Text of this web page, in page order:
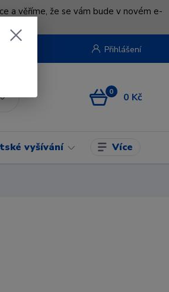
a věříme, že se vám bude v novém e-
Přihlášení
0 0 Kč
vyšívání Více